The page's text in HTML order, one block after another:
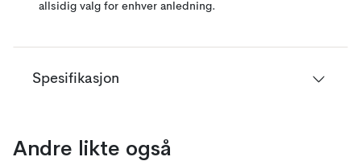
allsidig valg for enhver anledning.
Spesifikasjon
Andre likte også